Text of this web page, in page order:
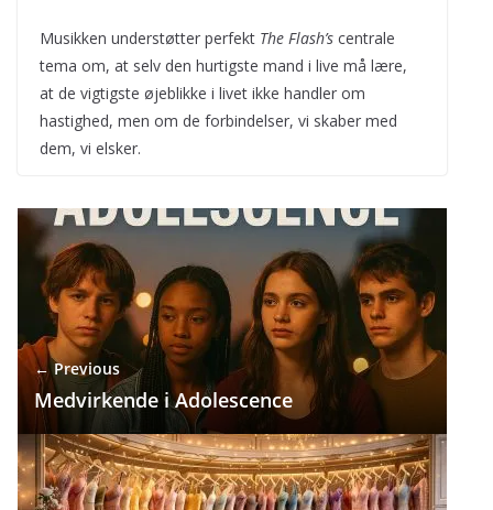
Musikken understøtter perfekt The Flash’s centrale
tema om, at selv den hurtigste mand i live må lære,
at de vigtigste øjeblikke i livet ikke handler om
hastighed, men om de forbindelser, vi skaber med
dem, vi elsker.
← Previous
Medvirkende i Adolescence